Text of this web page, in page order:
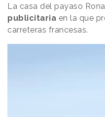
La casa del payaso
publicitaria en la que
carreteras francesas.